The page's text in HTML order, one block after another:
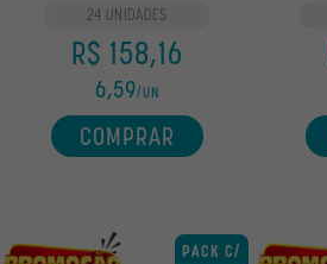
24 UNIDADES
R$ 158,16
6,59/UN
COMPRAR
PACK C/